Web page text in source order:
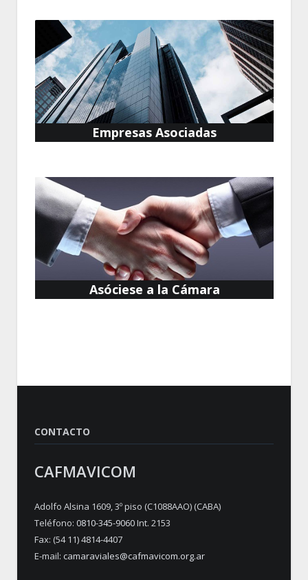
Empresas Asociadas
Asóciese a la Cámara
CONTACTO
CAFMAVICOM
Adolfo Alsina 1609, 3º piso (C1088AAO) (CABA)
Teléfono: 0810-345-9060Int. 2153
Fax: (54 11) 4814-4407
E-mail: camaraviales@cafmavicom.org.ar